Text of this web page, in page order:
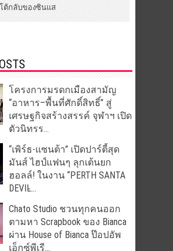
ต้กลับของซินแส
โครงการมรดกเมืองสามัญ
“อาหาร–พื้นที่ศักดิ์สิทธิ์” สู่
เศรษฐกิจสร้างสรรค์ จุฬาฯ เปิด
ตัวนิทรร...
“เพิร์ธ-แซนต้า” เปิดปาร์ตี้สุด
มันส์ ไฮป์แฟนๆ ลุกเต้นยก
ฮอลล์! ในงาน “PERTH SANTA
DEVIL̵...
Chato Studio ชวนทุกคนออก
ตามหา Scrapbook ของ Bianca
ผ่าน House of Bianca ป๊อปอัพ
เอ็กซ์พีเรี...